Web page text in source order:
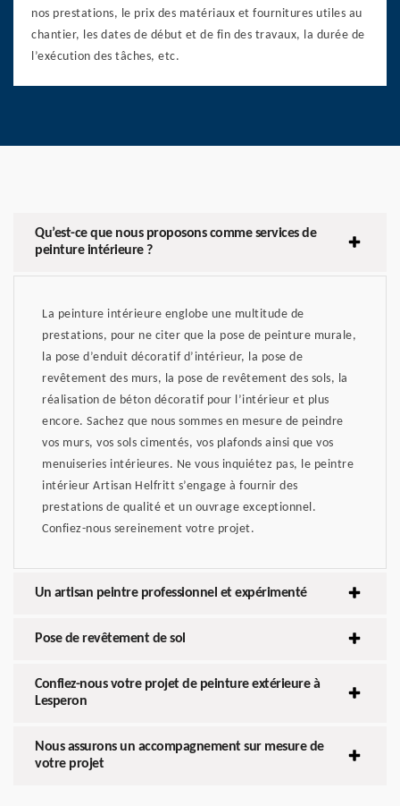
nos prestations, le prix des matériaux et fournitures utiles au
chantier, les dates de début et de fin des travaux, la durée de
l’exécution des tâches, etc.
Qu’est-ce que nous proposons comme services de
peinture intérieure ?
La peinture intérieure englobe une multitude de
prestations, pour ne citer que la pose de peinture murale,
la pose d’enduit décoratif d’intérieur, la pose de
revêtement des murs, la pose de revêtement des sols, la
réalisation de béton décoratif pour l’intérieur et plus
encore. Sachez que nous sommes en mesure de peindre
vos murs, vos sols cimentés, vos plafonds ainsi que vos
menuiseries intérieures. Ne vous inquiétez pas, le peintre
intérieur Artisan Helfritt s’engage à fournir des
prestations de qualité et un ouvrage exceptionnel.
Confiez-nous sereinement votre projet.
Un artisan peintre professionnel et expérimenté
Pose de revêtement de sol
Confiez-nous votre projet de peinture extérieure à
Lesperon
Nous assurons un accompagnement sur mesure de
votre projet